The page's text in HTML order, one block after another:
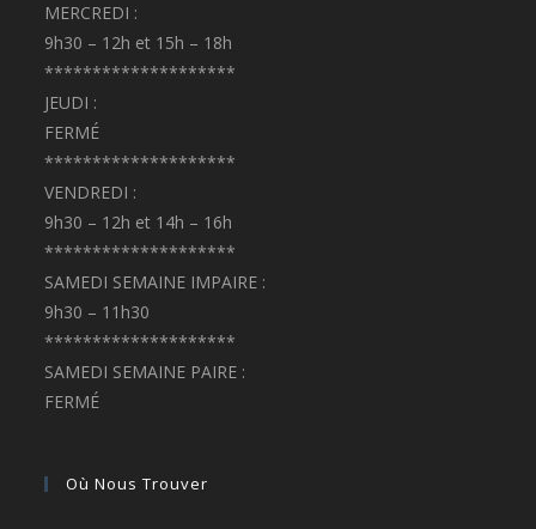
MERCREDI :
9h30 – 12h et 15h – 18h
********************
JEUDI :
FERMÉ
********************
VENDREDI :
9h30 – 12h et 14h – 16h
********************
SAMEDI SEMAINE IMPAIRE :
9h30 – 11h30
********************
SAMEDI SEMAINE PAIRE :
FERMÉ
Où Nous Trouver